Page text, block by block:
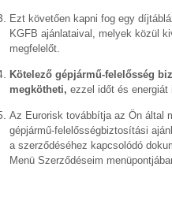
Ezt követően kapni fog egy
KGFB ajánlataival, melyek közül
megfelelőt.
Kötelező gépjármű-felelősség
megkötheti, ezzel időt és
Az Eurorisk továbbítja az Ön által
gépjármű-felelősségbiztosítási
a szerződéséhez kapcsolódó
Menü Szerződéseim